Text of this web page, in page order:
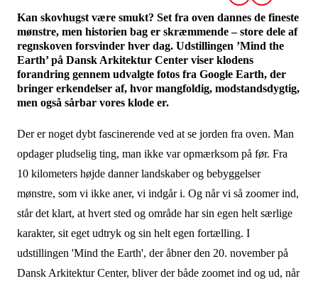
Kan skovhugst være smukt? Set fra oven dannes de fineste
mønstre, men historien bag er skræmmende – store dele af
regnskoven forsvinder hver dag. Udstillingen ’Mind the
Earth’ på Dansk Arkitektur Center viser klodens
forandring gennem udvalgte fotos fra Google Earth, der
bringer erkendelser af, hvor mangfoldig, modstandsdygtig,
men også sårbar vores klode er.
Der er noget dybt fascinerende ved at se jorden fra oven. Man
opdager pludselig ting, man ikke var opmærksom på før. Fra
10 kilometers højde danner landskaber og bebyggelser
mønstre, som vi ikke aner, vi indgår i. Og når vi så zoomer ind,
står det klart, at hvert sted og område har sin egen helt særlige
karakter, sit eget udtryk og sin helt egen fortælling. I
udstillingen 'Mind the Earth', der åbner den 20. november på
Dansk Arkitektur Center, bliver der både zoomet ind og ud, når